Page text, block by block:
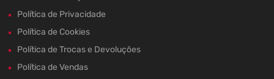
Política de Privacidade
Política de Cookies
Política de Trocas e Devoluções
Política de Vendas